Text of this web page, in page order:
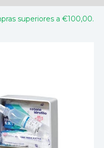
superiores a €100,00.